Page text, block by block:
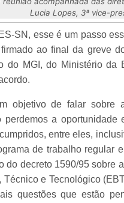
Lucia Lopes, 3ª vice-
SN, esse é um passo
ao final da greve
do MGI, do Ministério
objetivo de falar sobre
a
entre eles,
de trabalho regular
do decreto 1590/95 sobre
e Tecnológico
questões que estão